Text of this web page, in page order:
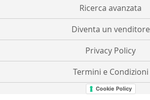
Ricerca avanzata
Diventa un venditore
Privacy Policy
Termini e Condizioni
Cookie Policy